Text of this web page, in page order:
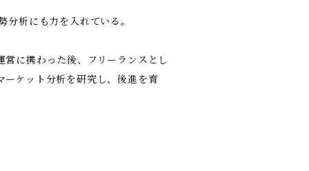
析にも力を入れている。
に携わった後、フリーランスとし
ケット分析を研究し、後進を育